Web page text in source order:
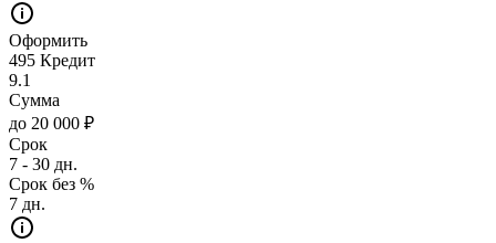
Оформить
495 Кредит
9.1
Сумма
до 20 000 ₽
Срок
7 - 30 дн.
Срок без %
7 дн.